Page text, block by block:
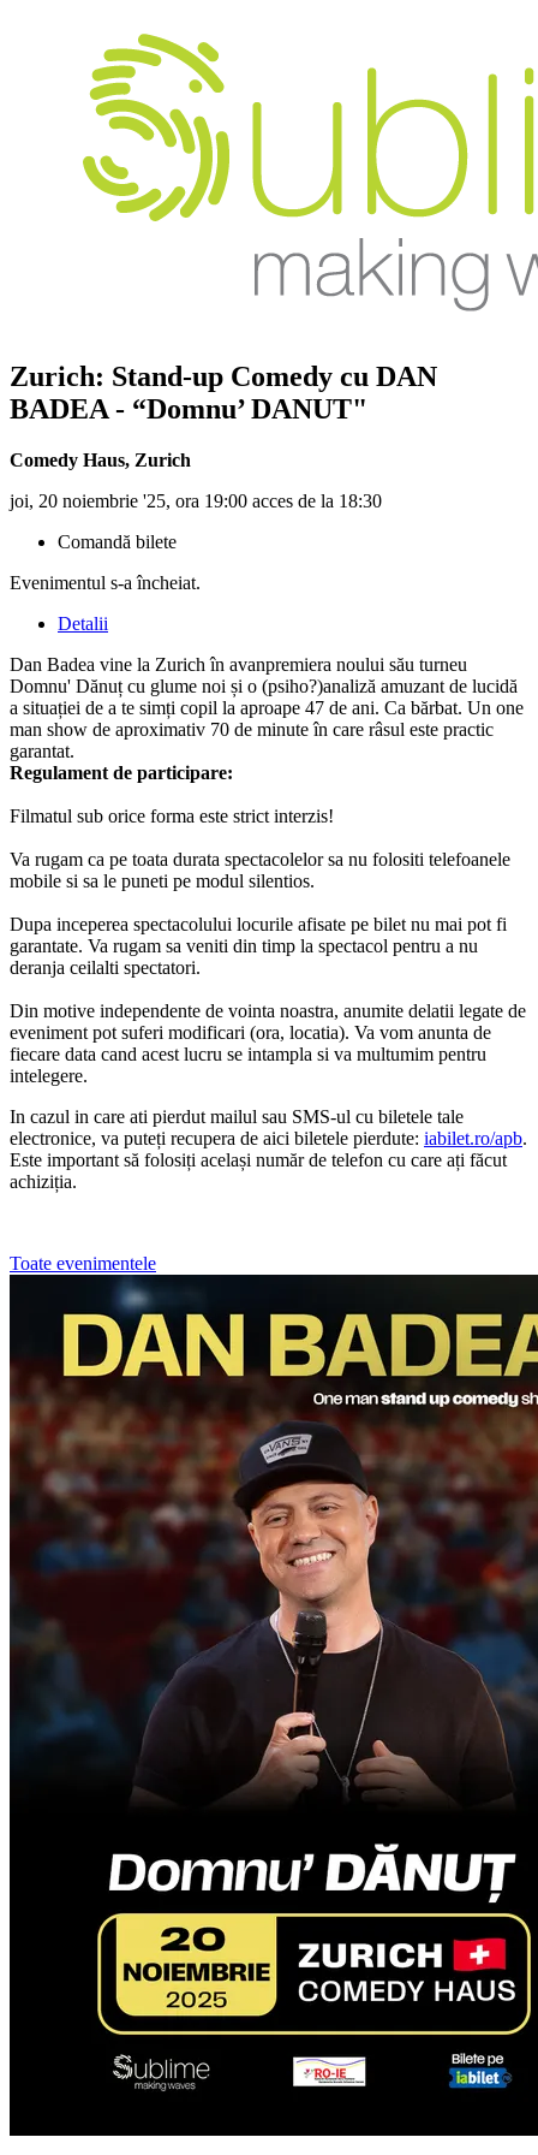
Zurich: Stand-up Comedy cu DAN
BADEA - “Domnu’ DANUT"
Comedy Haus, Zurich
joi, 20 noiembrie '25, ora 19:00 acces de la 18:30
Comandă bilete
Evenimentul s-a încheiat.
Detalii
Dan Badea vine la Zurich în avanpremiera noului său turneu
Domnu' Dănuț cu glume noi și o (psiho?)analiză amuzant de lucidă
a situației de a te simți copil la aproape 47 de ani. Ca bărbat. Un one
man show de aproximativ 70 de minute în care râsul este practic
garantat.
Regulament de participare:
Filmatul sub orice forma este strict interzis!
Va rugam ca pe toata durata spectacolelor sa nu folositi telefoanele
mobile si sa le puneti pe modul silentios.
Dupa inceperea spectacolului locurile afisate pe bilet nu mai pot fi
garantate. Va rugam sa veniti din timp la spectacol pentru a nu
deranja ceilalti spectatori.
Din motive independente de vointa noastra, anumite delatii legate de
eveniment pot suferi modificari (ora, locatia). Va vom anunta de
fiecare data cand acest lucru se intampla si va multumim pentru
intelegere.
In cazul in care ati pierdut mailul sau SMS-ul cu biletele tale
electronice, va puteți recupera de aici biletele pierdute: iabilet.ro/apb.
Este important să folosiți același număr de telefon cu care ați făcut
achiziția.
Toate evenimentele